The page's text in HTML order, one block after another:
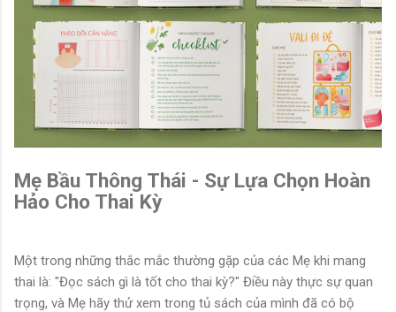
Mẹ Bầu Thông Thái - Sự Lựa Chọn Hoàn
Hảo Cho Thai Kỳ
Một trong những thắc mắc thường gặp của các Mẹ khi mang
thai là: "Đọc sách gì là tốt cho thai kỳ?" Điều này thực sự quan
trọng, và Mẹ hãy thử xem trong tủ sách của mình đã có bộ